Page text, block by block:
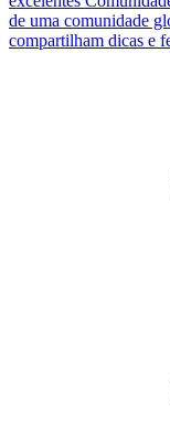
de uma comunidade
compartilham dicas e